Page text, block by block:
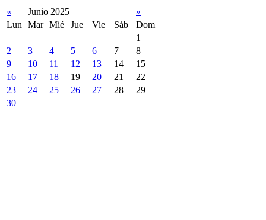
« Junio 2025
»
Lun
Mar Mié Jue Vie Sáb
Dom
1
2
3 4 5 6 7
8
9
10 11 12 13 14
15
16
17 18 19 20 21
22
23
24 25 26 27 28
29
30